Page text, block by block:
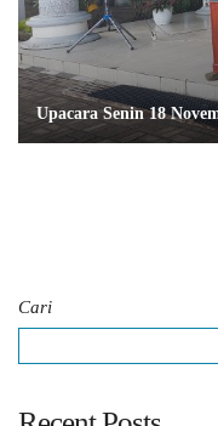
Upacara Senin 18
Cari